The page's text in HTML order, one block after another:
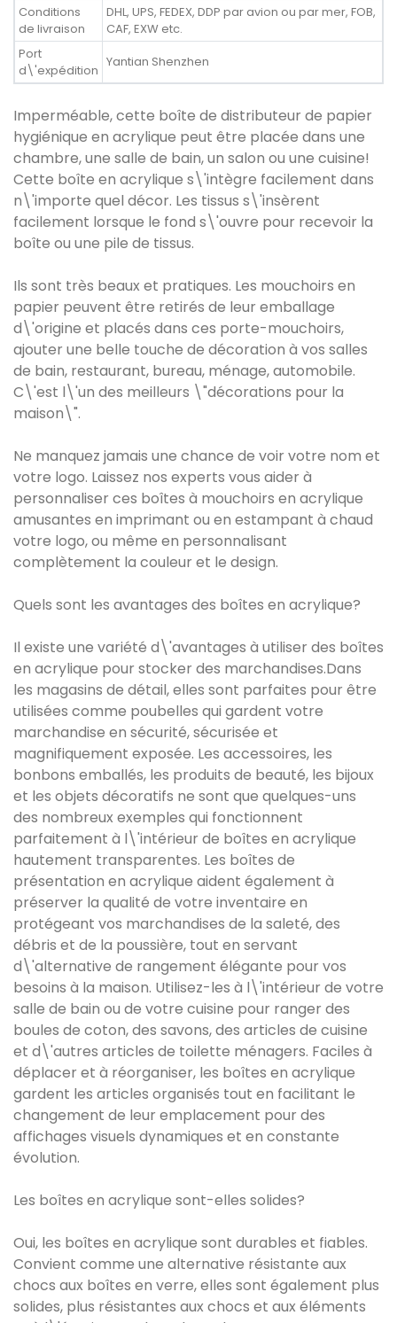
Conditions
de livraison
DHL, UPS, FEDEX, DDP par avion ou par mer, FOB,
CAF, EXW etc.
Port
d\'expédition
Yantian Shenzhen
Imperméable, cette boîte de distributeur de papier
hygiénique en acrylique peut être placée dans une
chambre, une salle de bain, un salon ou une cuisine!
Cette boîte en acrylique s\'intègre facilement dans
n\'importe quel décor. Les tissus s\'insèrent
facilement lorsque le fond s\'ouvre pour recevoir la
boîte ou une pile de tissus.
Ils sont très beaux et pratiques. Les mouchoirs en
papier peuvent être retirés de leur emballage
d\'origine et placés dans ces porte-mouchoirs,
ajouter une belle touche de décoration à vos salles
de bain, restaurant, bureau, ménage, automobile.
C\'est l\'un des meilleurs \"décorations pour la
maison\".
Ne manquez jamais une chance de voir votre nom et
votre logo. Laissez nos experts vous aider à
personnaliser ces boîtes à mouchoirs en acrylique
amusantes en imprimant ou en estampant à chaud
votre logo, ou même en personnalisant
complètement la couleur et le design.
Quels sont les avantages des boîtes en acrylique?
Il existe une variété d\'avantages à utiliser des boîtes
en acrylique pour stocker des marchandises.Dans
les magasins de détail, elles sont parfaites pour être
utilisées comme poubelles qui gardent votre
marchandise en sécurité, sécurisée et
magnifiquement exposée. Les accessoires, les
bonbons emballés, les produits de beauté, les bijoux
et les objets décoratifs ne sont que quelques-uns
des nombreux exemples qui fonctionnent
parfaitement à l\'intérieur de boîtes en acrylique
hautement transparentes. Les boîtes de
présentation en acrylique aident également à
préserver la qualité de votre inventaire en
protégeant vos marchandises de la saleté, des
débris et de la poussière, tout en servant
d\'alternative de rangement élégante pour vos
besoins à la maison. Utilisez-les à l\'intérieur de votre
salle de bain ou de votre cuisine pour ranger des
boules de coton, des savons, des articles de cuisine
et d\'autres articles de toilette ménagers. Faciles à
déplacer et à réorganiser, les boîtes en acrylique
gardent les articles organisés tout en facilitant le
changement de leur emplacement pour des
affichages visuels dynamiques et en constante
évolution.
Les boîtes en acrylique sont-elles solides?
Oui, les boîtes en acrylique sont durables et fiables.
Convient comme une alternative résistante aux
chocs aux boîtes en verre, elles sont également plus
solides, plus résistantes aux chocs et aux éléments